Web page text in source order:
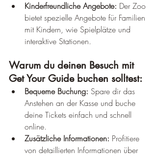
Kinderfreundliche Angebote: Der Zoo
bietet spezielle Angebote für Familien
mit Kindern, wie Spielplätze und
interaktive Stationen.
Warum du deinen Besuch mit
Get Your Guide buchen solltest:
Bequeme Buchung: Spare dir das
Anstehen an der Kasse und buche
deine Tickets einfach und schnell
online.
Zusätzliche Informationen: Profitiere
von detaillierten Informationen über